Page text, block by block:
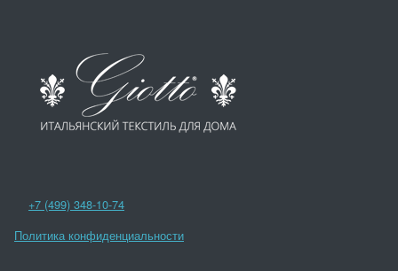
+7 (499) 348-10-74
Политика конфиденциальности